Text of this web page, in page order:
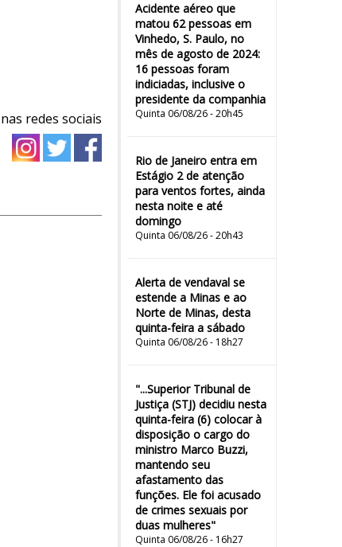
Acidente aéreo que
matou 62 pessoas em
Vinhedo, S. Paulo, no
mês de agosto de 2024:
16 pessoas foram
indiciadas, inclusive o
presidente da companhia
Quinta 06/08/26 - 20h45
Rio de Janeiro entra em
Estágio 2 de atenção
para ventos fortes, ainda
nesta noite e até
domingo
Quinta 06/08/26 - 20h43
Alerta de vendaval se
estende a Minas e ao
Norte de Minas, desta
quinta-feira a sábado
Quinta 06/08/26 - 18h27
"...Superior Tribunal de
Justiça (STJ) decidiu nesta
quinta-feira (6) colocar à
disposição o cargo do
ministro Marco Buzzi,
mantendo seu
afastamento das
funções. Ele foi acusado
de crimes sexuais por
duas mulheres"
Quinta 06/08/26 - 16h27
redes sociais